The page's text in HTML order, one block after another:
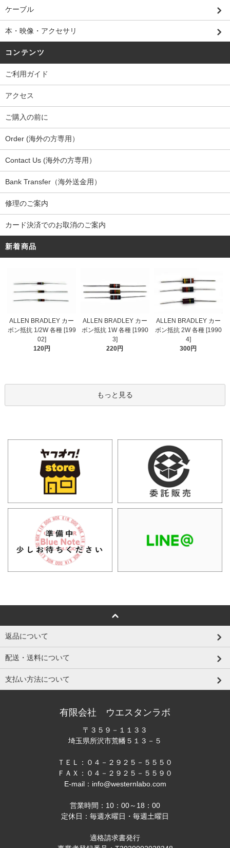
ケーブル
本・映像・アクセサリ
コンテンツ
ご利用ガイド
アクセス
ご購入の前に
Order (海外の方専用）
Contact Us (海外の方専用）
Bank Transfer（海外送金用）
修理のご案内
カード決済でのお取消のご案内
新着商品
ALLEN BRADLEY カー
ボン抵抗 1/2W 各種 [199
02]
120円
ALLEN BRADLEY カー
ボン抵抗 1W 各種 [1990
3]
220円
ALLEN BRADLEY カー
ボン抵抗 2W 各種 [1990
4]
300円
もっと見る
返品について
配送・送料について
支払い方法について
有限会社 ウエスタンラボ
〒３５９－１１３３
埼玉県所沢市荒幡５１３－５
ＴＥＬ：０４－２９２５－５５５０
ＦＡＸ：０４－２９２５－５５９０
E-mail：info@westernlabo.com
営業時間：10：00～18：00
定休日：毎週水曜日・毎週土曜日
適格請求書発行